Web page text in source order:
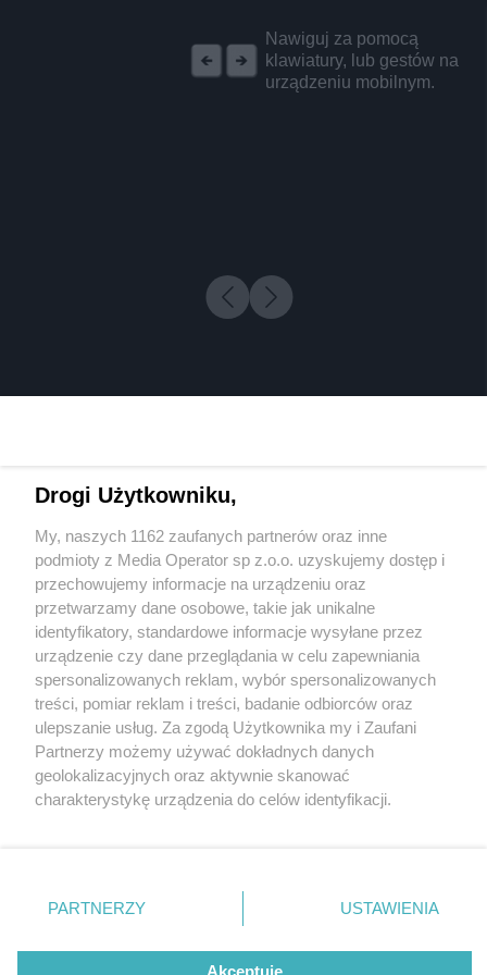
Nawiguj za pomocą
klawiatury, lub gestów na
urządzeniu mobilnym.
4 / 0
Wydawca mediów lokalnych
Nie zapomnij
zapoznać się z:
polityką prywatności regulamin korzystania z portali
Twojemiasto
Piekary Śląskie
Chorzów
Tarnowskie Góry
Gliwice
Skontakuj sięz nami
Kontakt
Wydawca
Redakcja
Drogi Użytkowniku,
My, naszych 1162 zaufanych partnerów oraz inne
podmioty z Media Operator sp z.o.o. uzyskujemy dostęp i
przechowujemy informacje na urządzeniu oraz
przetwarzamy dane osobowe, takie jak unikalne
identyfikatory, standardowe informacje wysyłane przez
urządzenie czy dane przeglądania w celu zapewniania
spersonalizowanych reklam, wybór spersonalizowanych
treści, pomiar reklam i treści, badanie odbiorców oraz
ulepszanie usług. Za zgodą Użytkownika my i Zaufani
Partnerzy możemy używać dokładnych danych
geolokalizacyjnych oraz aktywnie skanować
charakterystykę urządzenia do celów identyfikacji.
zmienić/wycofać klikając przycisk ustawień prywatności
znajdujący się w lewym dolnym rogu strony
rodzaje przetwarzania danych nie wymagają zgody
użytkownika, ale masz prawo sprzeciwić się takiemu
PARTNERZY USTAWIENIA
Akceptuję